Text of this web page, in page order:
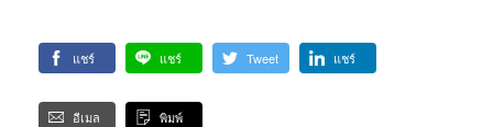
แชร์ แชร์ Tweet แชร์
อีเมล พิมพ์